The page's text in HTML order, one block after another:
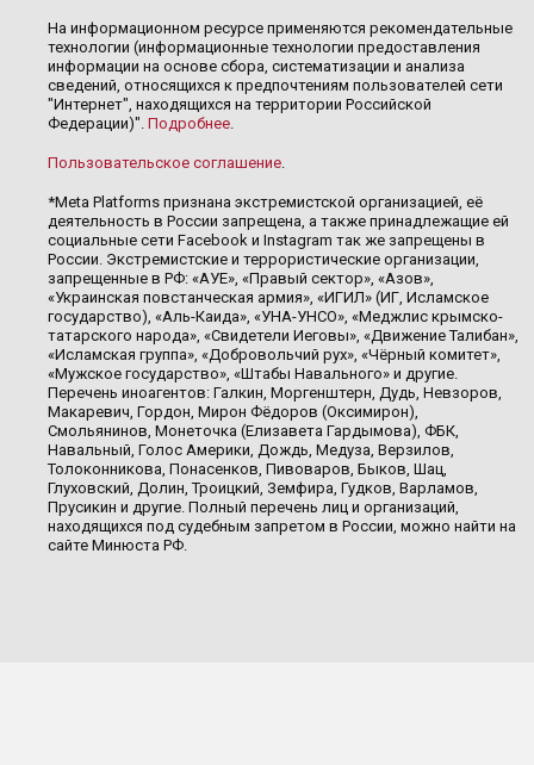
На информационном ресурсе применяются рекомендательные
технологии (информационные технологии предоставления
информации на основе сбора, систематизации и анализа
сведений, относящихся к предпочтениям пользователей сети
"Интернет", находящихся на территории Российской
Федерации)". Подробнее.
Пользовательское соглашение.
*Meta Platforms признана экстремистской организацией, её
деятельность в России запрещена, а также принадлежащие ей
социальные сети Facebook и Instagram так же запрещены в
России. Экстремистские и террористические организации,
запрещенные в РФ: «АУЕ», «Правый сектор», «Азов»,
«Украинская повстанческая армия», «ИГИЛ» (ИГ, Исламское
государство), «Аль-Каида», «УНА-УНСО», «Меджлис крымско-
татарского народа», «Свидетели Иеговы», «Движение Талибан»,
«Исламская группа», «Добровольчий рух», «Чёрный комитет»,
«Мужское государство», «Штабы Навального» и другие.
Перечень иноагентов: Галкин, Моргенштерн, Дудь, Невзоров,
Макаревич, Гордон, Мирон Фёдоров (Оксимирон),
Смольянинов, Монеточка (Елизавета Гардымова), ФБК,
Навальный, Голос Америки, Дождь, Медуза, Верзилов,
Толоконникова, Понасенков, Пивоваров, Быков, Шац,
Глуховский, Долин, Троицкий, Земфира, Гудков, Варламов,
Прусикин и другие. Полный перечень лиц и организаций,
находящихся под судебным запретом в России, можно найти на
сайте Минюста РФ.